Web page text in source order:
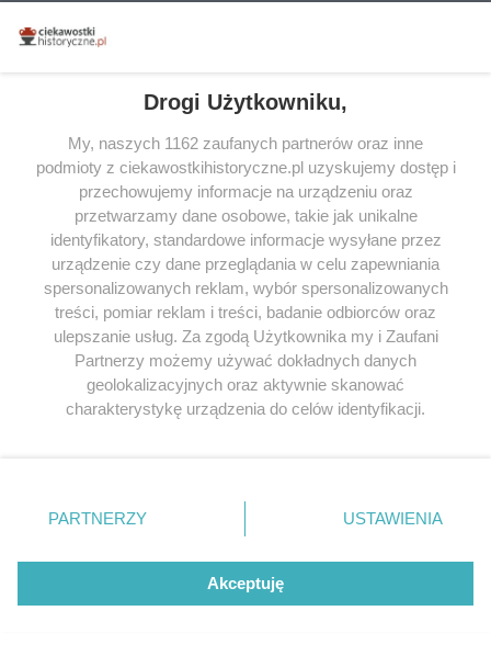
Drogi Użytkowniku,
My, naszych 1162 zaufanych partnerów oraz inne
podmioty z ciekawostkihistoryczne.pl uzyskujemy dostęp i
przechowujemy informacje na urządzeniu oraz
przetwarzamy dane osobowe, takie jak unikalne
identyfikatory, standardowe informacje wysyłane przez
urządzenie czy dane przeglądania w celu zapewniania
spersonalizowanych reklam, wybór spersonalizowanych
treści, pomiar reklam i treści, badanie odbiorców oraz
ulepszanie usług. Za zgodą Użytkownika my i Zaufani
Partnerzy możemy używać dokładnych danych
geolokalizacyjnych oraz aktywnie skanować
charakterystykę urządzenia do celów identyfikacji.
zmienić/wycofać klikając przycisk ustawień prywatności
znajdujący się w lewym dolnym rogu strony
. Niektóre
użytkownika, ale masz prawo sprzeciwić się takiemu
przetwarzaniu. Preferencje będą miały zastosowania tylko
PARTNERZY USTAWIENIA
Akceptuję